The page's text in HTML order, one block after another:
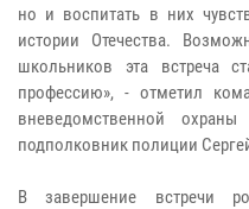
но и воспитать в них
истории Отечества.
школьников эта встреча
профессию», - отметил
вневедомственной
подполковник полиции
В завершение встречи